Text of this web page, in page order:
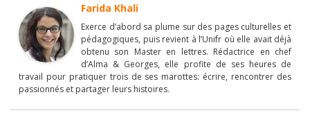
Farida Khali
Exerce d’abord sa plume sur des pages culturelles et
pédagogiques, puis revient à l’Unifr où elle avait déjà
obtenu son Master en lettres. Rédactrice en chef
d’Alma & Georges, elle profite de ses heures de
travail pour pratiquer trois de ses marottes: écrire, rencontrer des
passionnés et partager leurs histoires.